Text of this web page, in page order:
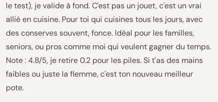
le test), je valide à fond. C'est pas un jouet, c'est un vrai
allié en cuisine. Pour toi qui cuisines tous les jours, avec
des conserves souvent, fonce. Idéal pour les familles,
seniors, ou pros comme moi qui veulent gagner du temps.
Note : 4.8/5, je retire 0.2 pour les piles. Si t'as des mains
faibles ou juste la flemme, c'est ton nouveau meilleur
pote.